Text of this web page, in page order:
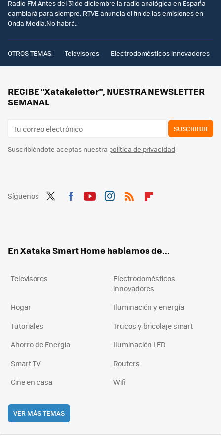
Radio FM:Antes del 31 de diciembre la radio analógica en España
cambiará para siempre. RTVE anuncia el fin de las emisiones en
Onda Media.No habrá..
OTROS TEMAS: Televisores Electrodomésticos innovadores
RECIBE "Xatakaletter", NUESTRA NEWSLETTER
SEMANAL
SUSCRIBIR
Suscribiéndote aceptas nuestra política de privacidad
Síguenos
En Xataka Smart Home hablamos de...
Televisores
Electrodomésticos
innovadores
Hogar
Iluminación y energía
Tutoriales
Trucos y bricolaje smart
Ahorro de Energía
Iluminación LED
Smart TV
Routers
Cine en casa
Wifi
VER MÁS TEMAS